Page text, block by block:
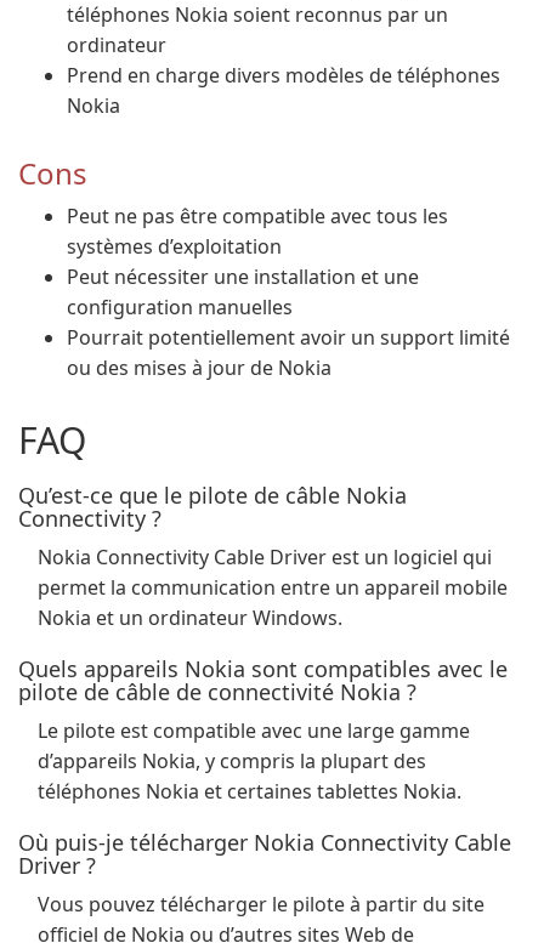
téléphones Nokia soient reconnus par un
ordinateur
Prend en charge divers modèles de téléphones
Nokia
Cons
Peut ne pas être compatible avec tous les
systèmes d’exploitation
Peut nécessiter une installation et une
configuration manuelles
Pourrait potentiellement avoir un support limité
ou des mises à jour de Nokia
FAQ
Qu’est-ce que le pilote de câble Nokia
Connectivity ?
Nokia Connectivity Cable Driver est un logiciel qui
permet la communication entre un appareil mobile
Nokia et un ordinateur Windows.
Quels appareils Nokia sont compatibles avec le
pilote de câble de connectivité Nokia ?
Le pilote est compatible avec une large gamme
d’appareils Nokia, y compris la plupart des
téléphones Nokia et certaines tablettes Nokia.
Où puis-je télécharger Nokia Connectivity Cable
Driver ?
Vous pouvez télécharger le pilote à partir du site
officiel de Nokia ou d’autres sites Web de